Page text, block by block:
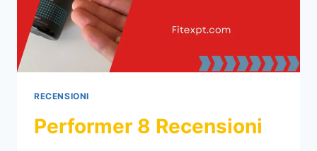
RECENSIONI
Performer 8 Recensioni